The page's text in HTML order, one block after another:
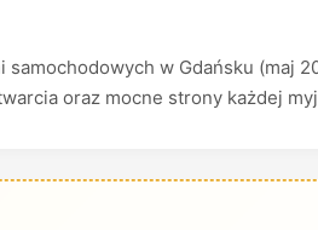
w Gdańsku (maj
oraz mocne strony każdej